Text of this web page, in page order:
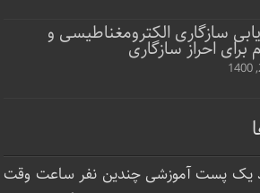
سازگاری الکترومغناطیسی و
برای احراز سازگاری
یک پست آموزشی چندین نفر ساعت‌ وقت